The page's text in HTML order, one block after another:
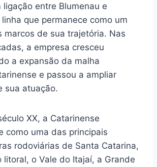
ligação entre Blumenau e
que permanece como um
marcos de sua trajetória. Nas
a empresa cresceu
a expansão da malha
e passou a ampliar
sua atuação.
XX, a Catarinense
como uma das principais
rodoviárias de Santa Catarina,
litoral, o Vale do Itajaí, a Grande